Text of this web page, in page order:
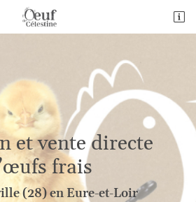

et vente directe
frais
(28) en Eure-et-Loir